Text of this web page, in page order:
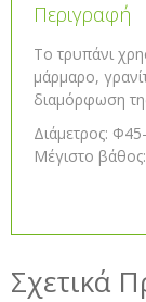
Περιγραφή
Το τρυπάνι
μάρμαρο,
διαμόρφωση
Διάμετρος:
Μέγιστο
Σχετικά